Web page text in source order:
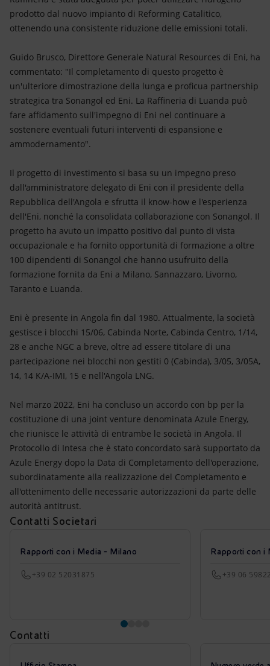
prodotto dal nuovo impianto di Reforming Catalitico,
ottenendo una consistente riduzione delle emissioni totali.
Guido Brusco, Direttore Generale Natural Resources di Eni, ha
commentato: "Il completamento di questo progetto è
un'ulteriore dimostrazione della lunga e proficua partnership
strategica tra Sonangol ed Eni. La Raffineria di Luanda può
fare affidamento sull'impegno di Eni nel continuare a
sostenere eventuali futuri interventi di espansione e
ammodernamento".
Il progetto di investimento si basa su un impegno preso
dall'amministratore delegato di Eni con il presidente della
Repubblica dell'Angola e sfrutta il know-how e l'esperienza
dell'Eni, nonché la consolidata collaborazione con Sonangol. Il
progetto ha avuto un impatto positivo dal punto di vista
occupazionale e ha fornito opportunità di formazione a oltre
100 dipendenti di Sonangol che hanno usufruito della
formazione fornita da Eni a Milano, Sannazzaro, Livorno,
Taranto e Luanda.
Eni è presente in Angola fin dal 1980. Attualmente, la società
gestisce i blocchi 15/06, Cabinda Norte, Cabinda Centro, 1/14,
28 e anche NGC a breve, oltre ad essere titolare di una
partecipazione nei blocchi non gestiti 0 (Cabinda), 3/05, 3/05A,
14, 14 K/A-IMI, 15 e nell'Angola LNG.
Nel marzo 2022, Eni ha concluso un accordo con bp per la
costituzione di una joint venture denominata Azule Energy,
che riunisce le attività di entrambe le società in Angola. Il
Protocollo di Intesa che è stato concordato sarà supportato da
Azule Energy dopo la Data di Completamento dell'operazione,
subordinatamente alla realizzazione del Completamento e
all'ottenimento delle necessarie autorizzazioni da parte delle
autorità antitrust.
Contatti Societari
Rapporti con i Media - Milano
+39 02 52031875
Rapporti con i
+39 06
Contatti